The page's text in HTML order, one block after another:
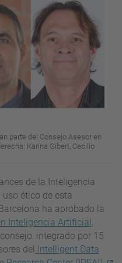
parte del Consejo Asesor en
Karina Gibert, Cecilio
de la Inteligencia
ético de esta
ha aprobado la
Inteligencia Artificial,
consejo, integrado por 15
del Intelligent Data